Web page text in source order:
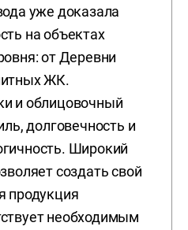
уже доказала
на объектах
от Деревни
ЖК.
и облицовочный
долговечность и
Широкий
создать свой
продукция
необходимым